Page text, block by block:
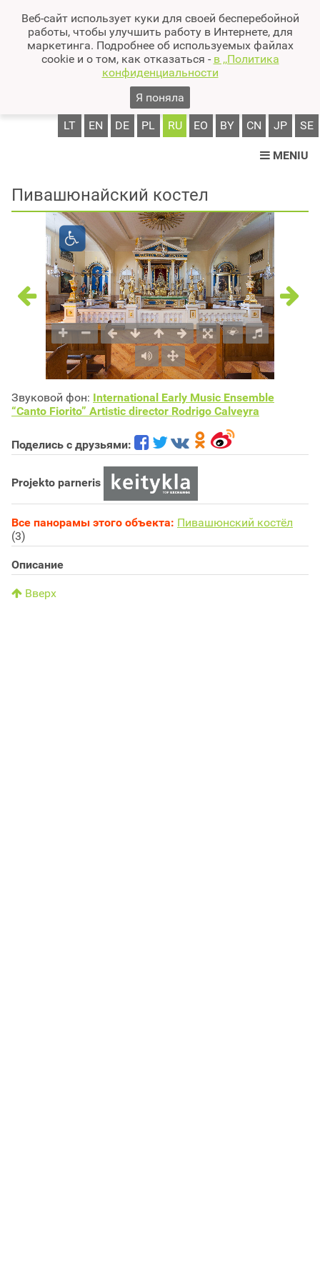
Веб-сайт использует куки для своей бесперебойной
работы, чтобы улучшить работу в Интернете, для
маркетинга. Подробнее об используемых файлах
cookie и о том, как отказаться - в ,,Политика
конфиденциальности
Я поняла
LT EN DE PL RU EO BY CN JP SE
MENIU
Пивашюнайский костел
Звуковой фон: International Early Music Ensemble
“Canto Fiorito” Artistic director Rodrigo Calveyra
Поделись с друзьями:
Projekto parneris
Все панорамы этого объекта: Пивашюнский костёл
(3)
Описание
Вверх